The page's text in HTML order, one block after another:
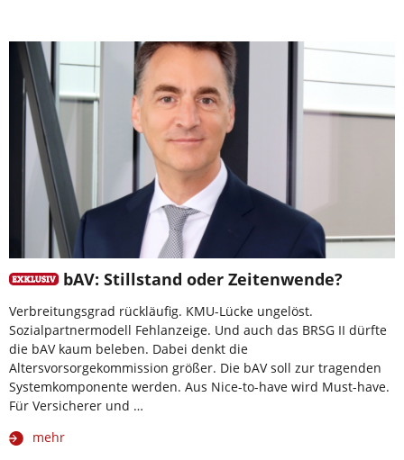
bAV: Stillstand oder Zeitenwende?
Verbreitungsgrad rückläufig. KMU-Lücke ungelöst.
Sozialpartnermodell Fehlanzeige. Und auch das BRSG II dürfte
die bAV kaum beleben. Dabei denkt die
Altersvorsorgekommission größer. Die bAV soll zur tragenden
Systemkomponente werden. Aus Nice-to-have wird Must-have.
Für Versicherer und …
mehr